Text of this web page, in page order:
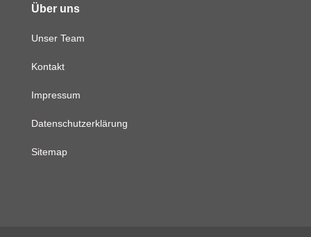
Über uns
Unser Team
Kontakt
Impressum
Datenschutzerklärung
Sitemap